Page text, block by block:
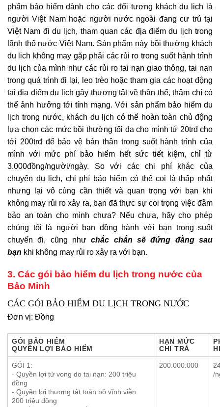
phẩm bảo hiểm dành cho các đối tượng khách du lịch là
người Việt Nam hoặc người nước ngoài đang cư trú tại
Việt Nam đi du lịch, tham quan các địa điểm du lịch trong
lãnh thổ nước Việt Nam. Sản phẩm này bồi thường khách
du lịch không may gặp phải các rủi ro trong suốt hành trình
du lịch của mình như các rủi ro tai nạn giao thông, tai nạn
trong quá trình đi lại, leo trèo hoặc tham gia các hoạt động
tại địa điểm du lịch gây thương tật về thân thể, thậm chí có
thể ảnh hưởng tới tính mạng. Với sản phẩm bảo hiểm du
lịch trong nước, khách du lịch có thể hoàn toàn chủ động
lựa chọn các mức bồi thường tối đa cho mình từ 20trđ cho
tới 200trđ để bảo vệ bản thân trong suốt hành trình của
mình với mức phí bảo hiểm hết sức tiết kiệm, chỉ từ
3.000đồng/người/ngày. So với các chi phí khác của
chuyến du lịch, chi phí bảo hiểm có thể coi là thấp nhất
nhưng lại vô cùng cần thiết và quan trọng với bạn khi
không may rủi ro xảy ra, bạn đã thực sự coi trọng việc đảm
bảo an toàn cho mình chưa? Nếu chưa, hãy cho phép
chúng tôi là người bạn đồng hành với bạn trong suốt
chuyến đi, cũng nhưchắc chắn sẽ đứng đằng sau
bạn khi không may rủi ro xảy ra với bạn.
3. Các gói bảo hiểm du lịch trong nước của
Bảo Minh
CÁC GÓI BẢO HIỂM DU LỊCH TRONG NƯỚC
Đơn vị: Đồng
GÓI BẢO HIỂM
QUYỀN LỢI BẢO HIỂM
HẠN MỨC
CHI TRẢ
GÓI 1:
- Quyền lợi tử vong do tai nạn: 200 triệu
đồng
- Quyền lợi thương tật toàn bộ vĩnh viễn:
200 triệu đồng
200.000.000
/